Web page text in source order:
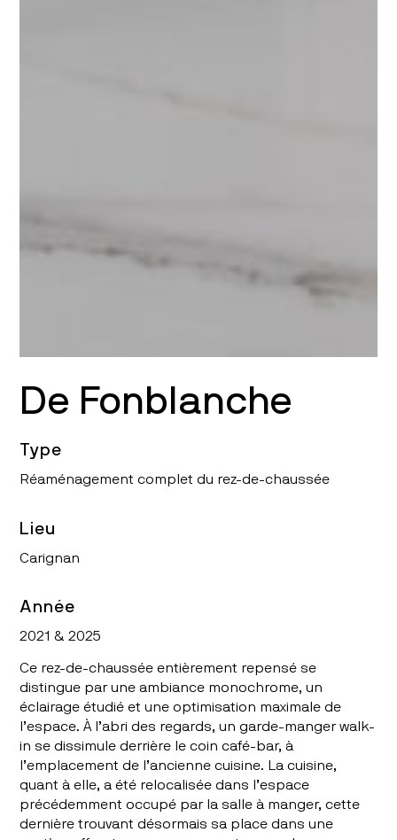
De Fonblanche
Type
Réaménagement complet du rez-de-chaussée
Lieu
Carignan
Année
2021 & 2025
Ce rez-de-chaussée entièrement repensé se
distingue par une ambiance monochrome, un
éclairage étudié et une optimisation maximale de
l’espace. À l’abri des regards, un garde-manger walk-
in se dissimule derrière le coin café-bar, à
l’emplacement de l’ancienne cuisine. La cuisine,
quant à elle, a été relocalisée dans l’espace
précédemment occupé par la salle à manger, cette
dernière trouvant désormais sa place dans une